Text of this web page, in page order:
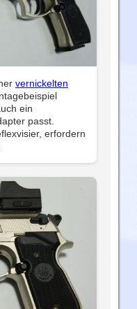
vernickelten
ein
passt.
erfordern